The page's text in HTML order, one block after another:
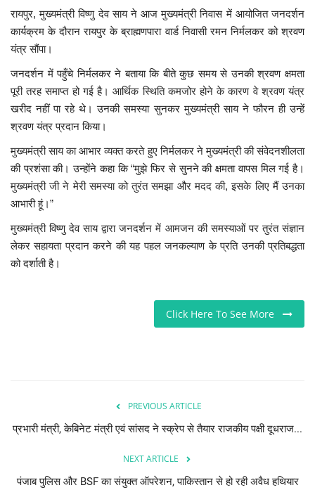
राशिफल
संपर्क
रायपुर, मुख्यमंत्री विष्णु देव साय ने आज मुख्यमंत्री निवास में आयोजित जनदर्शन
कार्यक्रम के दौरान रायपुर के ब्राह्मणपारा वार्ड निवासी रमन निर्मलकर को श्रवण
यंत्र सौंपा।
जनदर्शन में पहुँचे निर्मलकर ने बताया कि बीते कुछ समय से उनकी श्रवण क्षमता
पूरी तरह समाप्त हो गई है। आर्थिक स्थिति कमजोर होने के कारण वे श्रवण यंत्र
खरीद नहीं पा रहे थे। उनकी समस्या सुनकर मुख्यमंत्री साय ने फौरन ही उन्हें
श्रवण यंत्र प्रदान किया।
मुख्यमंत्री साय का आभार व्यक्त करते हुए निर्मलकर ने मुख्यमंत्री की संवेदनशीलता
की प्रशंसा की। उन्होंने कहा कि “मुझे फिर से सुनने की क्षमता वापस मिल गई है।
मुख्यमंत्री जी ने मेरी समस्या को तुरंत समझा और मदद की, इसके लिए मैं उनका
आभारी हूं।”
मुख्यमंत्री विष्णु देव साय द्वारा जनदर्शन में आमजन की समस्याओं पर तुरंत संज्ञान
लेकर सहायता प्रदान करने की यह पहल जनकल्याण के प्रति उनकी प्रतिबद्धता
को दर्शाती है।
Click Here To See More
PREVIOUS ARTICLE
प्रभारी मंत्री, केबिनेट मंत्री एवं सांसद ने स्क्रेप से तैयार राजकीय पक्षी दूधराज...
NEXT ARTICLE
पंजाब पुलिस और BSF का संयुक्त ऑपरेशन, पाकिस्तान से हो रही अवैध हथियार